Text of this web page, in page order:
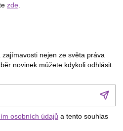
zde.
nejen ze světa práva
novinek můžete kdykoli odhlásit.
osobních údajů a tento souhlas